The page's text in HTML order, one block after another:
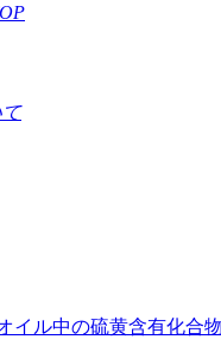
イル中の硫黄含有化合